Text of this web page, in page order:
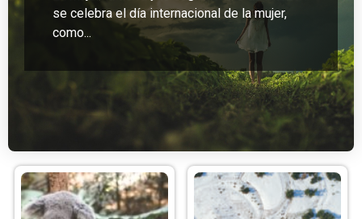
se celebra el día internacional de la mujer,
como...